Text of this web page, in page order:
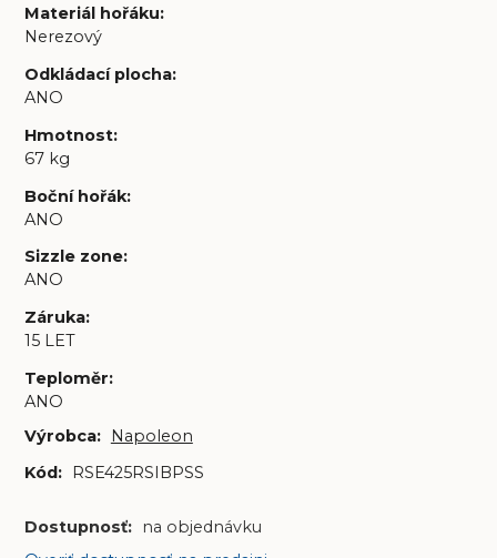
Materiál hořáku:
Nerezový
Odkládací plocha:
ANO
Hmotnost:
67 kg
Boční hořák:
ANO
Sizzle zone:
ANO
Záruka:
15 LET
Teploměr:
ANO
Výrobca: Napoleon
Kód:
RSE425RSIBPSS
Dostupnosť:
na objednávku